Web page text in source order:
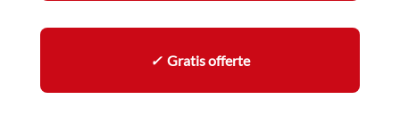
✓Gratis offerte